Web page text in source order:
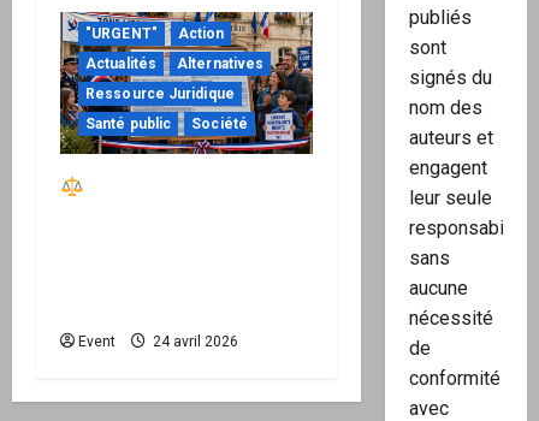
"URGENT"
Action
Actualités
Alternatives
Ressource Juridique
Santé public
Société
Event 24 avril 2026
publiés
sont
signés du
nom des
auteurs et
engagent
leur seule
responsabilité,
sans
aucune
nécessité
de
conformité
avec